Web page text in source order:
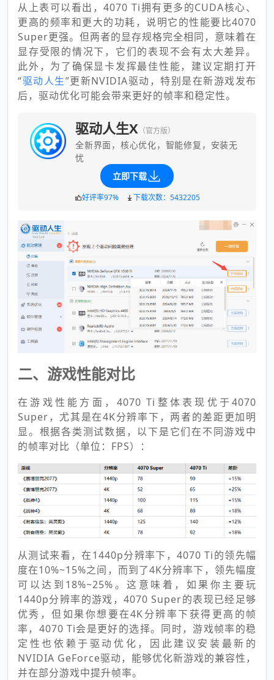
从上表可以看出，4070 Ti拥有更多的CUDA核心、
更高的频率和更大的功耗，说明它的性能要比4070
Super更强。但两者的显存规格完全相同，意味着在
显存受限的情况下，它们的表现不会有太大差异。
此外，为了确保显卡发挥最佳性能，建议定期打开
“驱动人生”更新NVIDIA驱动，特别是在新游戏发布
后，驱动优化可能会带来更好的帧率和稳定性。
驱动人生X （官方版）
全新界面，核心优化，智能修复，安装无
忧
立即下载
好评率97% 下载次数：5432205
二、游戏性能对比
在游戏性能方面，4070 Ti整体表现优于4070
Super，尤其是在4K分辨率下，两者的差距更加明
显。根据各类测试数据，以下是它们在不同游戏中
的帧率对比（单位：FPS）：
从测试来看，在1440p分辨率下，4070 Ti的领先幅
度在10%~15%之间，而到了4K分辨率下，领先幅度
可以达到18%~25%。这意味着，如果你主要玩
1440p分辨率的游戏，4070 Super的表现已经足够
优秀，但如果你想要在4K分辨率下获得更高的帧
率，4070 Ti会是更好的选择。同时，游戏帧率的稳
定性也依赖于驱动优化，因此建议安装最新的
NVIDIA GeForce驱动，能够优化新游戏的兼容性，
并在部分游戏中提升帧率。